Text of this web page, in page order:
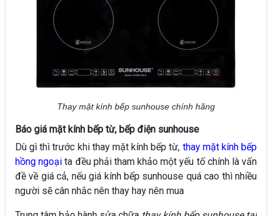
Thay mặt kính bếp sunhouse chính hãng
Báo giá mặt kính bếp từ, bếp điện sunhouse
Dù gì thì trước khi thay mặt kính bếp từ, thay mặt kính bếp
hồng ngoại ta đều phải tham khảo một yếu tố chính là vấn
đề về giá cả, nếu giá kính bếp sunhouse quá cao thì nhiều
người sẽ cân nhắc nên thay hay nên mua